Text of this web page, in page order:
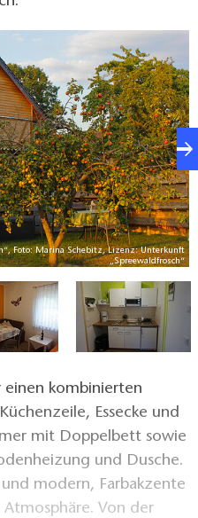
Foto: Marina Schebitz, Lizenz: Unterkunft
„Spreewaldfrosch“
kombinierten
Essecke und
mit Doppelbett sowie
und Dusche.
modern, Farbakzente
Von der